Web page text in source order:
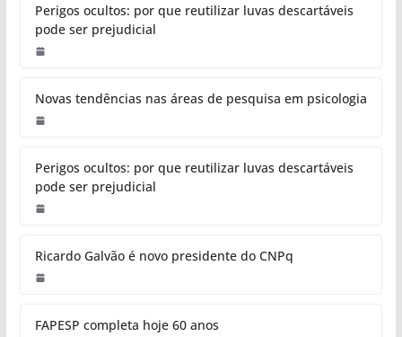
Perigos ocultos: por que reutilizar luvas descartáveis
pode ser prejudicial
Novas tendências nas áreas de pesquisa em psicologia
Perigos ocultos: por que reutilizar luvas descartáveis
pode ser prejudicial
Ricardo Galvão é novo presidente do CNPq
FAPESP completa hoje 60 anos